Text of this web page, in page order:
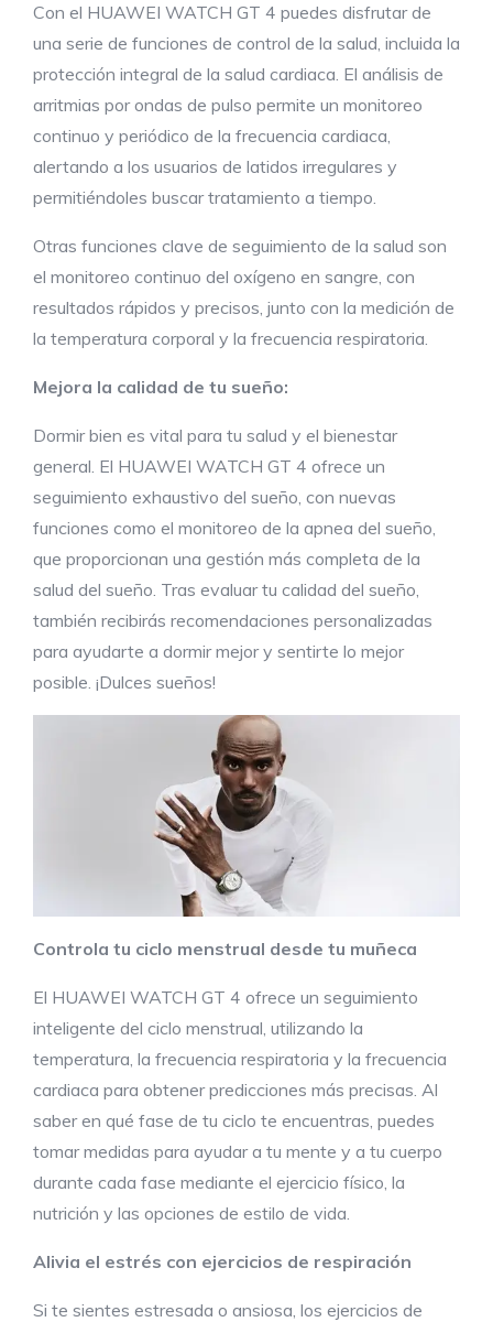
Con el HUAWEI WATCH GT 4 puedes disfrutar de
una serie de funciones de control de la salud, incluida la
protección integral de la salud cardiaca. El análisis de
arritmias por ondas de pulso permite un monitoreo
continuo y periódico de la frecuencia cardiaca,
alertando a los usuarios de latidos irregulares y
permitiéndoles buscar tratamiento a tiempo.
Otras funciones clave de seguimiento de la salud son
el monitoreo continuo del oxígeno en sangre, con
resultados rápidos y precisos, junto con la medición de
la temperatura corporal y la frecuencia respiratoria.
Mejora la calidad de tu sueño:
Dormir bien es vital para tu salud y el bienestar
general. El HUAWEI WATCH GT 4 ofrece un
seguimiento exhaustivo del sueño, con nuevas
funciones como el monitoreo de la apnea del sueño,
que proporcionan una gestión más completa de la
salud del sueño. Tras evaluar tu calidad del sueño,
también recibirás recomendaciones personalizadas
para ayudarte a dormir mejor y sentirte lo mejor
posible. ¡Dulces sueños!
Controla tu ciclo menstrual desde tu muñeca
El HUAWEI WATCH GT 4 ofrece un seguimiento
inteligente del ciclo menstrual, utilizando la
temperatura, la frecuencia respiratoria y la frecuencia
cardiaca para obtener predicciones más precisas. Al
saber en qué fase de tu ciclo te encuentras, puedes
tomar medidas para ayudar a tu mente y a tu cuerpo
durante cada fase mediante el ejercicio físico, la
nutrición y las opciones de estilo de vida.
Alivia el estrés con ejercicios de respiración
Si te sientes estresada o ansiosa, los ejercicios de